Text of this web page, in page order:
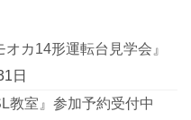
カ14形運転台見学会』
日
教室』参加予約受付中